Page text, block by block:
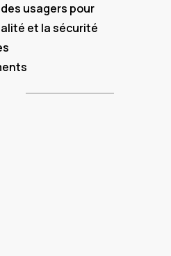
usagers pour
et la sécurité